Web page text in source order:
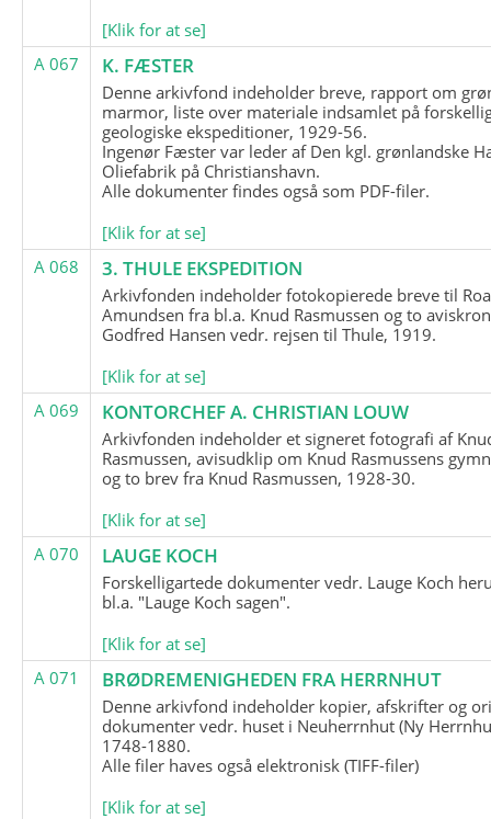
[Klik for at se]
A 067
K. FÆSTER
Denne arkivfond indeholder breve, rapport om
marmor, liste over materiale indsamlet på
geologiske ekspeditioner, 1929-56.
Ingenør Fæster var leder af Den kgl. grønlandske
Oliefabrik på Christianshavn.
Alle dokumenter findes også som PDF-filer.
[Klik for at se]
A 068
3. THULE EKSPEDITION
Arkivfonden indeholder fotokopierede breve til
Amundsen fra bl.a. Knud Rasmussen og to
Godfred Hansen vedr. rejsen til Thule, 1919.
[Klik for at se]
A 069
KONTORCHEF A. CHRISTIAN LOUW
Arkivfonden indeholder et signeret fotografi af
Rasmussen, avisudklip om Knud Rasmussens
og to brev fra Knud Rasmussen, 1928-30.
[Klik for at se]
A 070
LAUGE KOCH
Forskelligartede dokumenter vedr. Lauge Koch
bl.a. "Lauge Koch sagen".
[Klik for at se]
A 071
BRØDREMENIGHEDEN FRA HERRNHUT
Denne arkivfond indeholder kopier, afskrifter og
dokumenter vedr. huset i Neuherrnhut (Ny
1748-1880.
Alle filer haves også elektronisk (TIFF-filer)
[Klik for at se]